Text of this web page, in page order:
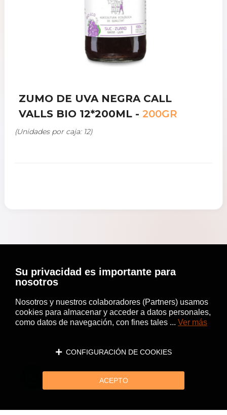
ZUMO DE UVA NEGRA CALL
VALLS BIO 12*200ML - 200GR
(Unidades por caja: 12)
Su privacidad es importante para
nosotros
Nosotros y nuestros colaboradores (Partners) usamos
cookies para almacenar y acceder a datos personales,
como datos de navegación, con fines tales ... Ver más
CONFIGURACIÓN DE COOKIES
ACEPTO